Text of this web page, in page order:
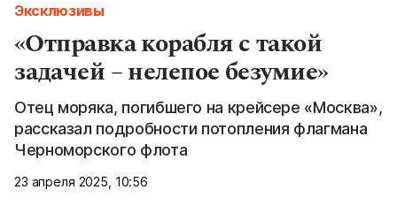
Эксклюзивы
«Отправка корабля с такой
задачей – нелепое безумие»
Отец моряка, погибшего на крейсере «Москва»,
рассказал подробности потопления флагмана
Черноморского флота
23 апреля 2025, 10:56